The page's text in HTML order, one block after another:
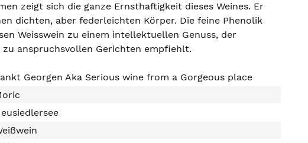
zeigt sich die ganze Ernsthaftigkeit dieses Weines. Er
dichten, aber federleichten Körper. Die feine Phenolik
Weisswein zu einem intellektuellen Genuss, der
anspruchsvollen Gerichten empfiehlt.
Georgen Aka Serious wine from a Gorgeous place